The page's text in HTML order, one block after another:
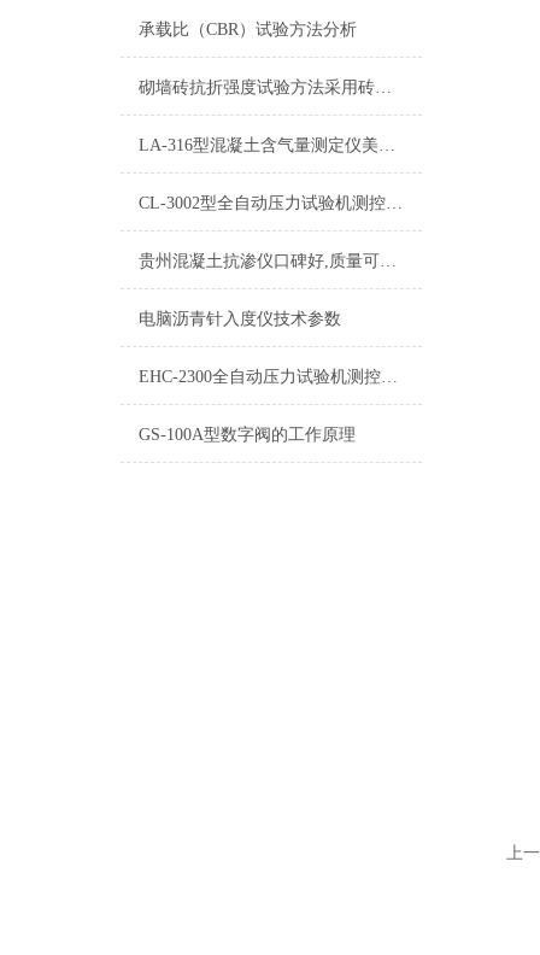
承载比（CBR）试验方法分析
砌墙砖抗折强度试验方法采用砖瓦抗折试验机
LA-316型混凝土含气量测定仪美国汉堡Humboldt
CL-3002型全自动压力试验机测控系统厂家技术指导
贵州混凝土抗渗仪口碑好,质量可靠,服务好,好品质
电脑沥青针入度仪技术参数
EHC-2300全自动压力试验机测控系统通讯灯为什么不亮
GS-100A型数字阀的工作原理
上